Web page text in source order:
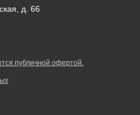
д. 66
публичной офертой.